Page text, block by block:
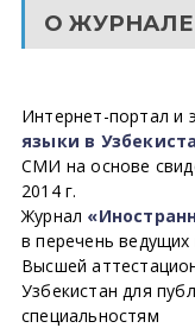
О ЖУРНАЛЕ
Интернет-портал и
языки в
СМИ на основе
2014 г.
Журнал
в перечень
Высшей
Узбекистан для
специальностям